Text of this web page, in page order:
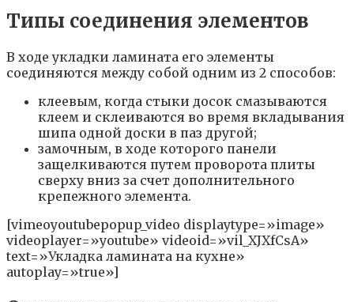
Типы соединения элементов
В ходе укладки ламината его элементы
соединяются между собой одним из 2 способов:
клеевым, когда стыки досок смазываются
клеем и склеиваются во время вкладывания
шипа одной доски в паз другой;
замочным, в ходе которого панели
защелкиваются путем проворота плиты
сверху вниз за счет дополнительного
крепежного элемента.
[vimeoyoutubepopup_video displaytype=»image»
videoplayer=»youtube» videoid=»vil_XJXfCsA»
text=»Укладка ламината на кухне»
autoplay=»true»]